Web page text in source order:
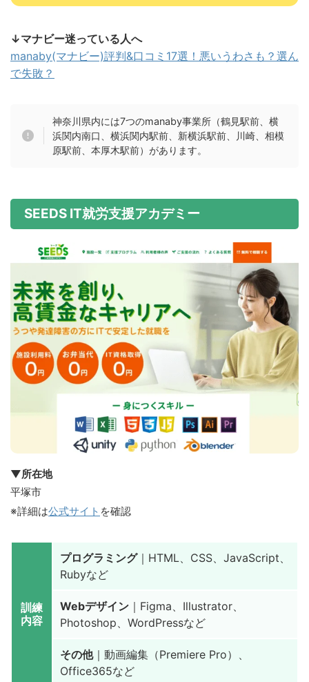
↓マナビー迷っている人へ
manaby(マナビー)評判&口コミ17選！悪いうわさも？選ん
で失敗？
神奈川県内には7つのmanaby事業所（鶴見駅前、横
浜関内南口、横浜関内駅前、新横浜駅前、川崎、相模
原駅前、本厚木駅前）があります。
SEEDS IT就労支援アカデミー
▼所在地
平塚市
※詳細は公式サイト を確認
訓練
内容
プログラミング｜HTML、CSS、JavaScript、
Rubyなど
Webデザイン ｜Figma、Illustrator、
Photoshop、WordPressなど
その他｜動画編集（Premiere Pro）、
Office365など